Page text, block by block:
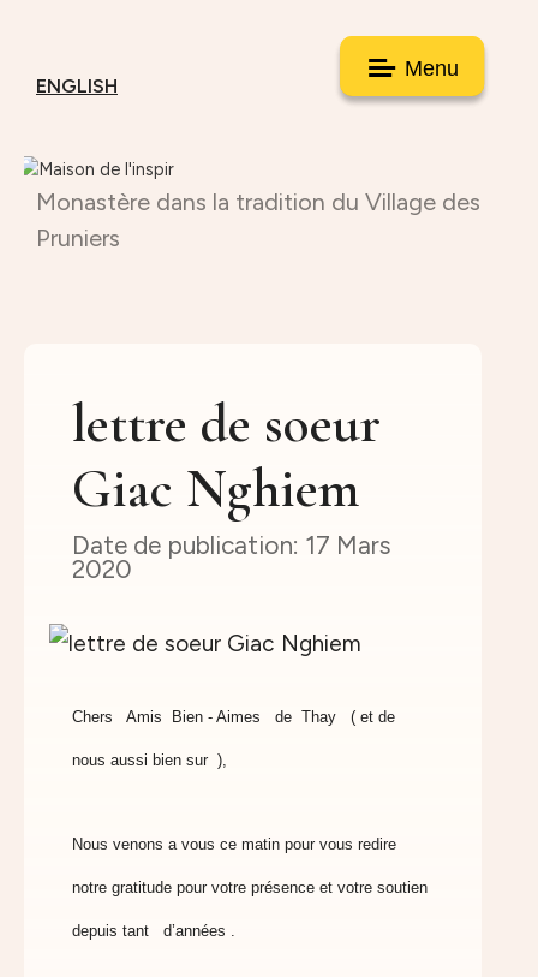
Menu
ENGLISH
Monastère dans la tradition du Village des
Pruniers
lettre de soeur
Giac Nghiem
17 Mars
2020
Chers Amis Bien - Aimes de Thay ( et de
nous aussi bien sur ),
Nous venons a vous ce matin pour vous redire
notre gratitude pour votre présence et votre soutien
depuis tant d’années .